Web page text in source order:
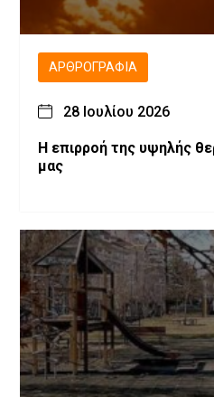
ΑΡΘΡΟΓΡΑΦΊΑ
28 Ιουλίου 2026
Η επιρροή της υψηλής
μας